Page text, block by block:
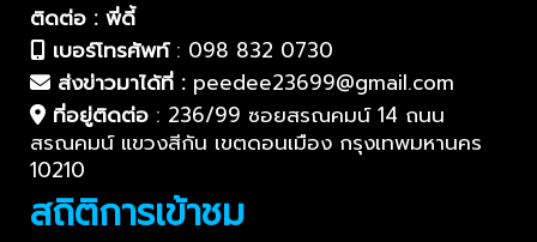
ติดต่อ : พี่ดี้
เบอร์โทรศัพท์: 098 832 0730
ส่งข่าวมาได้ที่ : peedee23699@gmail.com
ที่อยู่ติดต่อ : 236/99 ซอยสรณคมน์ 14 ถนน
สรณคมน์ แขวงสีกัน เขตดอนเมือง กรุงเทพมหานคร
10210
สถิติการเข้าชม